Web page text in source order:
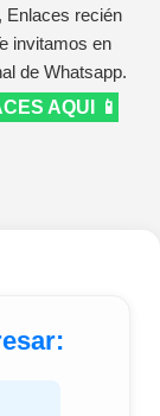
Enlaces recién
invitamos en
de Whatsapp.
AQUI 📱